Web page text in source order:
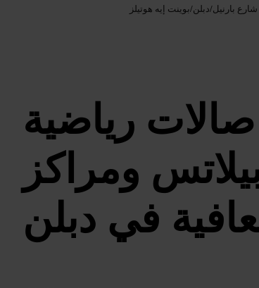
بوينت إيه هوتيلز/دبلن/بارنيل
رياضية
ومراكز
في دبلن